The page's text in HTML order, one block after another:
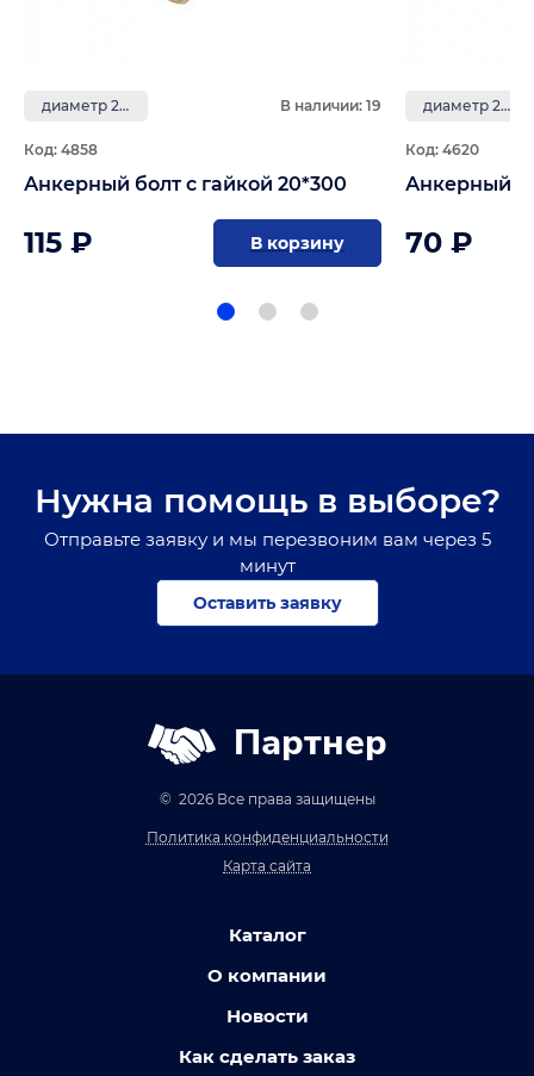
диаметр 20 мм В наличии: 19
Код: 4858
Анкерный болт с гайкой 20*300
115 ₽ В корзину
диаметр 20 мм
Код: 4620
Анкерный
70 ₽
Нужна помощь в выборе?
Отправьте заявку и мы перезвоним вам через 5
минут
Оставить заявку
Партнер
© 2026 Все права защищены
Политика конфиденциальности
Карта сайта
Каталог
О компании
Новости
Как сделать заказ